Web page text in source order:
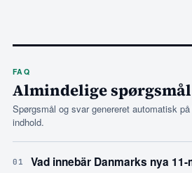
FAQ
Almindelige
Spørgsmål og svar genereret automatisk
indhold.
01 Vad innebär Danmarks nya